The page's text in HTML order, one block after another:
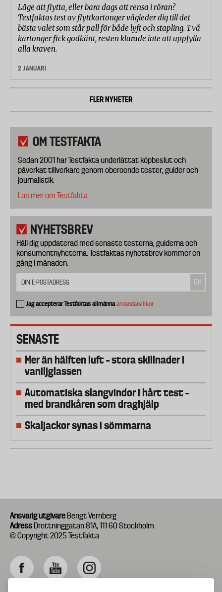
Läge att flytta, eller bara dags att rensa i röran?
Testfaktas test av flyttkartonger vägleder dig till det
bästa valet som står pall för både lyft och stapling. Två
kartonger fick godkänt, resten klarade inte att uppfylla
alla kraven.
2 JANUARI
FLER NYHETER
OM TESTFAKTA
Sedan 2001 har Testfakta underlättat köpbeslut och
påverkat tillverkare genom oberoende tester, guider och
journalistik.
Läs mer om Testfakta.
NYHETSBREV
Håll dig uppdaterad med senaste testerna, guiderna och
konsumentnyheterna. Testfaktas nyhetsbrev kommer en
gång i månaden.
Jag accepterar Testfaktas allmännaanvändarvillkor
SENASTE
Mer än hälften luft – stora skillnader i
vaniljglassen
Automatiska slangvindor i hårt test –
med brandkåren som draghjälp
Skaljackor synas i sömmarna
Ansvarig utgivare Bengt Vernberg
Adress Drottninggatan 81A, 111 60 Stockholm
© Copyright 2025 Testfakta